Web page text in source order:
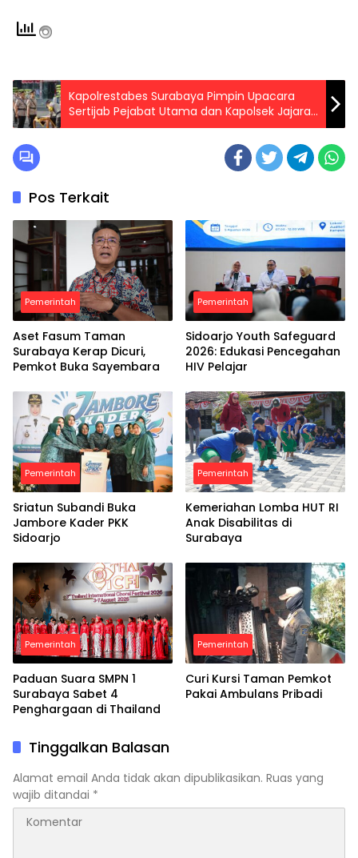
Kapolrestabes Surabaya Pimpin Upacara
Sertijab Pejabat Utama dan Kapolsek Jajaran
Polrestabes Surabaya
Pos Terkait
Pemerintah
Aset Fasum Taman
Surabaya Kerap Dicuri,
Pemkot Buka Sayembara
Pemerintah
Sidoarjo Youth Safeguard
2026: Edukasi Pencegahan
HIV Pelajar
Pemerintah
Sriatun Subandi Buka
Jambore Kader PKK
Sidoarjo
Pemerintah
Kemeriahan Lomba HUT RI
Anak Disabilitas di
Surabaya
Pemerintah
Paduan Suara SMPN 1
Surabaya Sabet 4
Penghargaan di Thailand
Pemerintah
Curi Kursi Taman Pemkot
Pakai Ambulans Pribadi
Tinggalkan Balasan
Alamat email Anda tidak akan dipublikasikan. Ruas yang
wajib ditandai *